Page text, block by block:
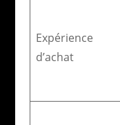
Expérience
d’achat